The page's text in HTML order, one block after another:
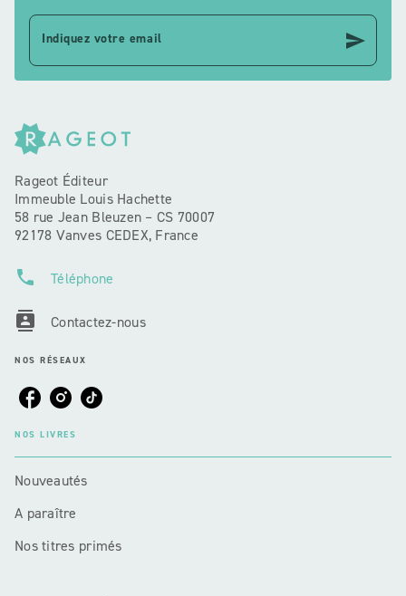
Indiquez votre email send
Rageot Éditeur
Immeuble Louis Hachette
58 rue Jean Bleuzen – CS 70007
92178 Vanves CEDEX, France
phone Téléphone
contacts Contactez-nous
NOS RÉSEAUX
NOS LIVRES
Nouveautés
A paraître
Nos titres primés